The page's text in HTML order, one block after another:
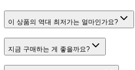
이 상품의 역대 최저가는 얼마인가요?
지금 구매하는 게 좋을까요?